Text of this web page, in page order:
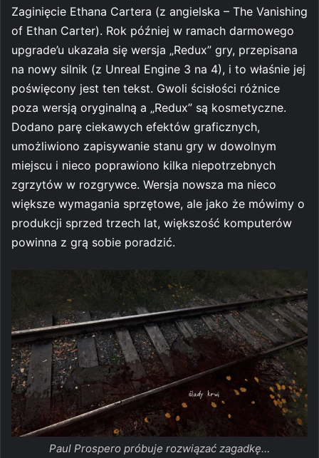
Zaginięcie Ethana Cartera (z angielska – The Vanishing
of Ethan Carter). Rok później w ramach darmowego
upgrade’u ukazała się wersja „Redux” gry, przepisana
na nowy silnik (z Unreal Engine 3 na 4), i to właśnie jej
poświęcony jest ten tekst. Gwoli ścisłości różnice
poza wersją oryginalną a „Redux” są kosmetyczne.
Dodano parę ciekawych efektów graficznych,
umożliwiono zapisywanie stanu gry w dowolnym
miejscu i nieco poprawiono kilka niepotrzebnych
zgrzytów w rozgrywce. Wersja nowsza ma nieco
większe wymagania sprzętowe, ale jako że mówimy o
produkcji sprzed trzech lat, większość komputerów
powinna z grą sobie poradzić.
Paul Prospero próbuje rozwiązać zagadkę…